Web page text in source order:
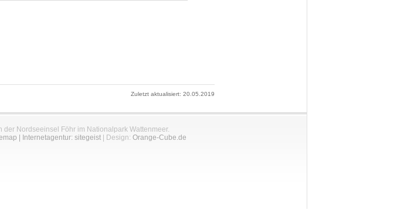
Zuletzt aktualisiert: 20.05.2019
der Nordseeinsel Föhr im Nationalpark Wattenmeer.
Internetagentur: sitegeist| Design: Orange-Cube.de